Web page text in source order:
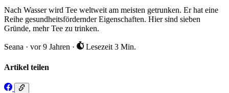
Nach Wasser wird Tee weltweit am meisten getrunken. Er hat eine
Reihe gesundheitsfördernder Eigenschaften. Hier sind sieben
Gründe, mehr Tee zu trinken.
Seana · vor 9 Jahren · Lesezeit 3 Min.
Artikel teilen